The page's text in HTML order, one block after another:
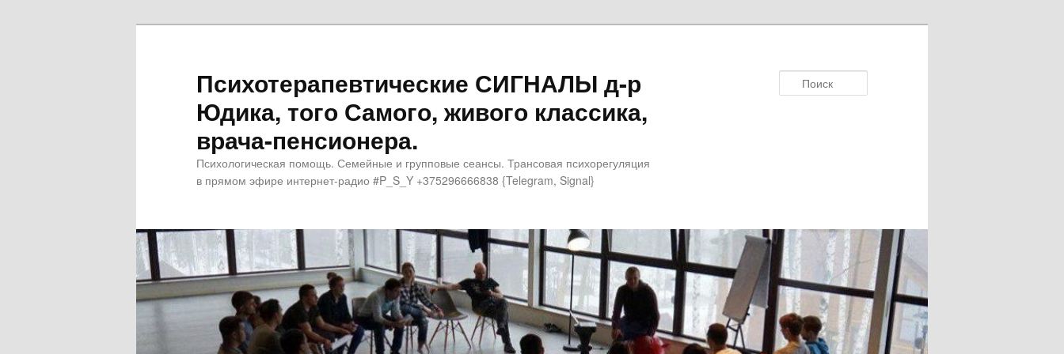
Психотерапевтические СИГНАЛЫ д-р
Юдика, того Самого, живого классика,
врача-пенсионера.
Психологическая помощь. Семейные и групповые сеансы. Трансовая психорегуляция
в прямом эфире интернет-радио #P_S_Y +375296666838 {Telegram, Signal}